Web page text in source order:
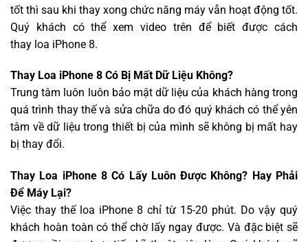
tốt thì sau khi thay xong chức năng máy vẫn hoạt động tốt.
Quý khách có thể xem video trên để biết được cách
thay loa iPhone 8.
Thay Loa iPhone 8 Có Bị Mất Dữ Liệu Không?
Trung tâm luôn luôn bảo mật dữ liệu của khách hàng trong
quá trình thay thế và sửa chữa do đó quý khách có thể yên
tâm về dữ liệu trong thiết bị của mình sẽ không bị mất hay
bị thay đổi.
Thay Loa iPhone 8 Có Lấy Luôn Được Không? Hay Phải
Để Máy Lại?
Việc thay thế loa iPhone 8 chỉ từ 15-20 phút. Do vậy quý
khách hoàn toàn có thể chờ lấy ngay được. Và đặc biệt sẽ